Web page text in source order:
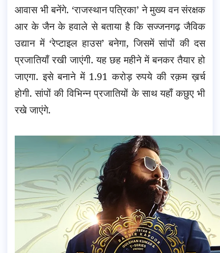
आवास भी बनेंगे. ‘राजस्थान पत्रिका’ ने मुख्य वन संरक्षक
आर के जैन के हवाले से बताया है कि सज्जनगढ़ जैविक
उद्यान में ‘रेप्टाइल हाउस’ बनेगा, जिसमें सांपों की दस
प्रजातियाँ रखी जाएंगी. यह छह महीने में बनकर तैयार हो
जाएगा. इसे बनाने में 1.91 करोड़ रुपये की रक़म ख़र्च
होगी. सांपों की विभिन्न प्रजातियों के साथ यहाँ कछुए भी
रखे जाएंगे.